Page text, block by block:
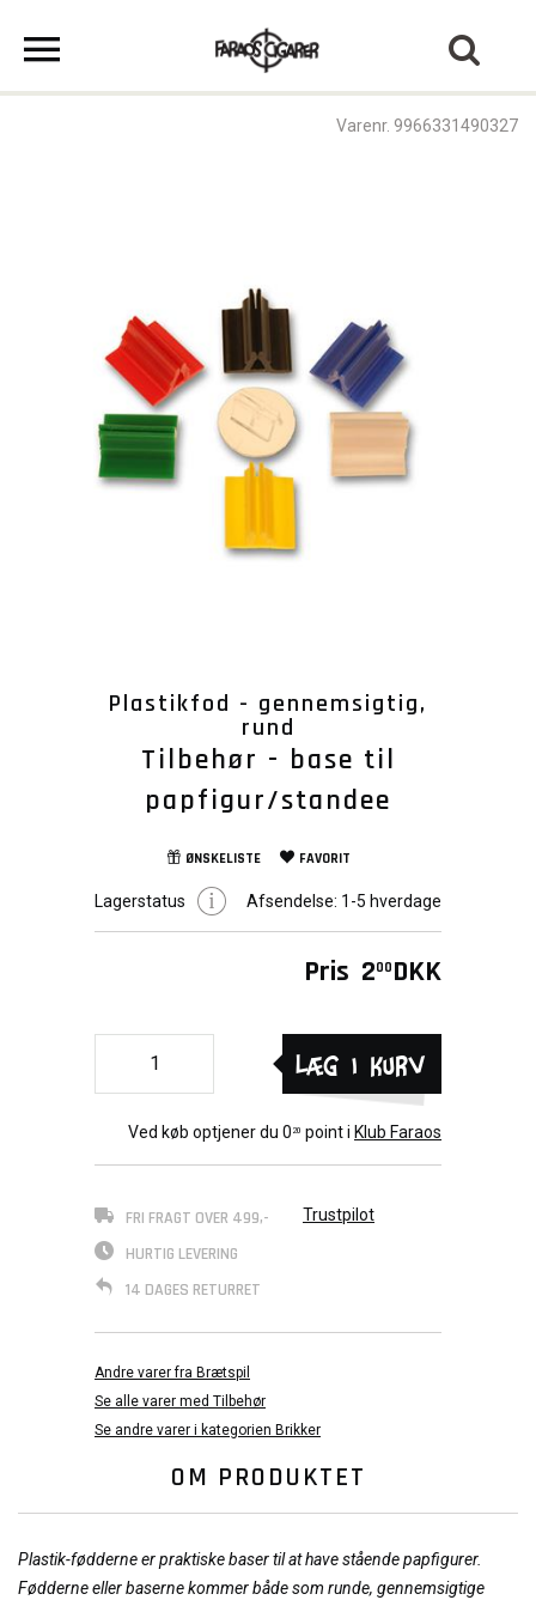
Varenr. 9966331490327
Plastikfod - gennemsigtig,
rund
Tilbehør - base til
papfigur/standee
ØNSKELISTE FAVORIT
Lagerstatus Afsendelse: 1-5 hverdage
Pris 200 DKK
Læg i kurv
Ved køb optjener du 0 20 point i Klub Faraos
FRI FRAGT OVER 499,-
HURTIG LEVERING
14 DAGES RETURRET
Trustpilot
Andre varer fra Brætspil
Se alle varer med Tilbehør
Se andre varer i kategorien Brikker
OM PRODUKTET
Plastik-fødderne er praktiske baser til at have stående papfigurer.
Fødderne eller baserne kommer både som runde, gennemsigtige